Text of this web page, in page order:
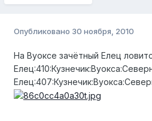
Опубликовано 30 ноября, 2010
На Вуоксе зачётный Елец